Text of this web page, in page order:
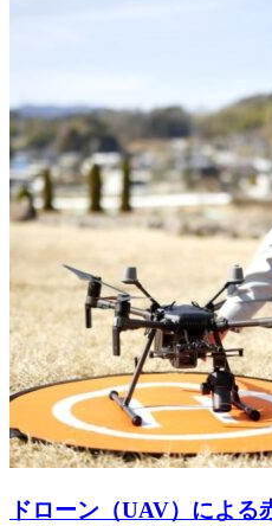
ドローン（UAV）による